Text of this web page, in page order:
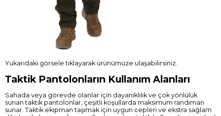
Yukarıdaki görsele tıklayarak ürünümüze ulaşabilirsiniz.
Taktik Pantolonların Kullanım Alanları
Sahada veya görevde olanlar için dayanıklılık ve çok yönlülük
sunan taktik pantolonlar, çeşitli koşullarda maksimum randıman
sunar. Taktik ekipman taşımak için uygun cepleri ve ekstra sağlam